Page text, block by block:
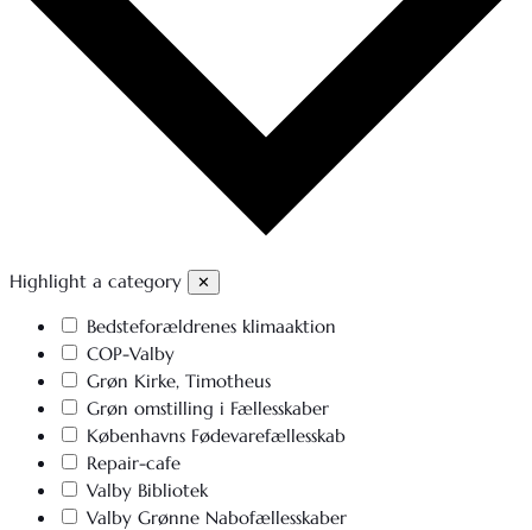
Highlight a category ✕
Bedsteforældrenes klimaaktion
COP-Valby
Grøn Kirke, Timotheus
Grøn omstilling i Fællesskaber
Københavns Fødevarefællesskab
Repair-cafe
Valby Bibliotek
Valby Grønne Nabofællesskaber